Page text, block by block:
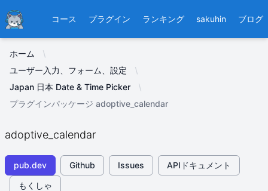
Ducafecat コース プラグイン ランキング sakuhin ブログ
ホーム
ユーザー入力、フォーム、設定
Japan 日本 Date & Time Picker
プラグインパッケージ adoptive_calendar
adoptive_calendar
pub.dev Github Issues
APIドキュメント
もくしゃ